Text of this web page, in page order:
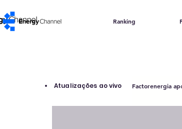
Ranking
Atualizações ao vivo Factorenergia